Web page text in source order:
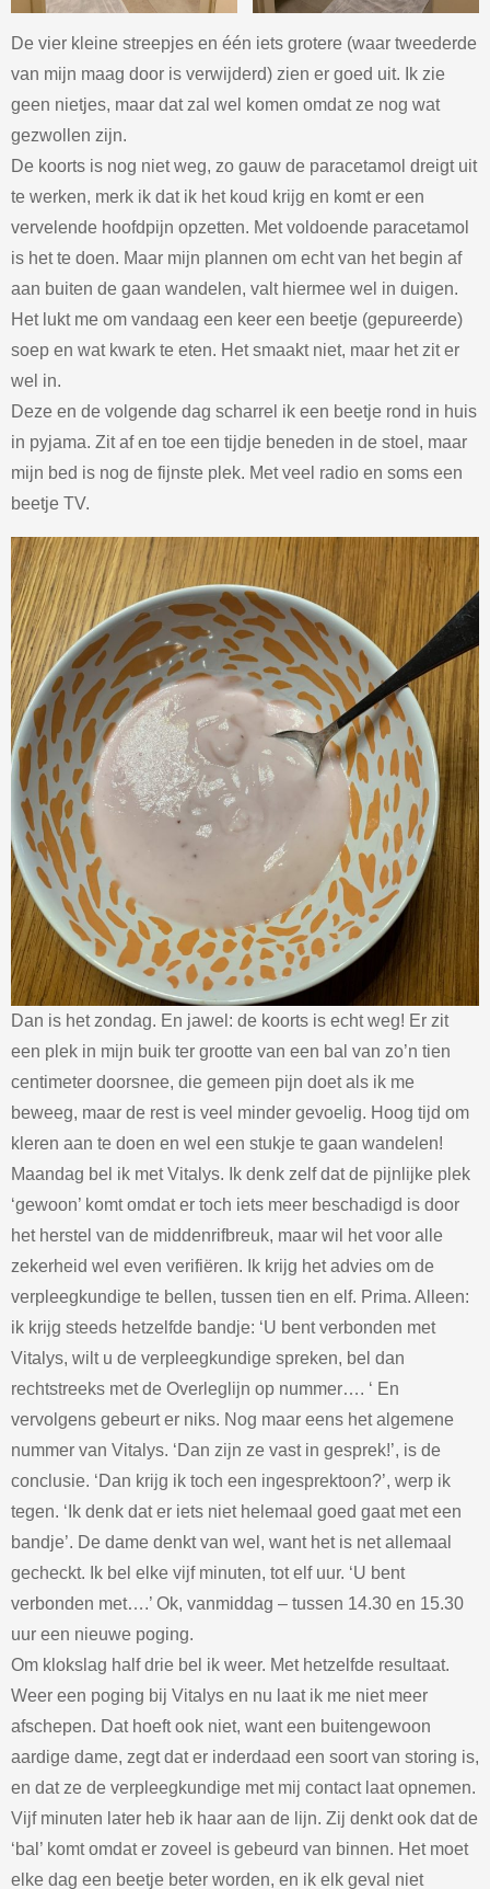
De vier kleine streepjes en één iets grotere (waar tweederde
van mijn maag door is verwijderd) zien er goed uit. Ik zie
geen nietjes, maar dat zal wel komen omdat ze nog wat
gezwollen zijn.
De koorts is nog niet weg, zo gauw de paracetamol dreigt uit
te werken, merk ik dat ik het koud krijg en komt er een
vervelende hoofdpijn opzetten. Met voldoende paracetamol
is het te doen. Maar mijn plannen om echt van het begin af
aan buiten de gaan wandelen, valt hiermee wel in duigen.
Het lukt me om vandaag een keer een beetje (gepureerde)
soep en wat kwark te eten. Het smaakt niet, maar het zit er
wel in.
Deze en de volgende dag scharrel ik een beetje rond in huis
in pyjama. Zit af en toe een tijdje beneden in de stoel, maar
mijn bed is nog de fijnste plek. Met veel radio en soms een
beetje TV.
Dan is het zondag. En jawel: de koorts is echt weg! Er zit
een plek in mijn buik ter grootte van een bal van zo’n tien
centimeter doorsnee, die gemeen pijn doet als ik me
beweeg, maar de rest is veel minder gevoelig. Hoog tijd om
kleren aan te doen en wel een stukje te gaan wandelen!
Maandag bel ik met Vitalys. Ik denk zelf dat de pijnlijke plek
‘gewoon’ komt omdat er toch iets meer beschadigd is door
het herstel van de middenrifbreuk, maar wil het voor alle
zekerheid wel even verifiëren. Ik krijg het advies om de
verpleegkundige te bellen, tussen tien en elf. Prima. Alleen:
ik krijg steeds hetzelfde bandje: ‘U bent verbonden met
Vitalys, wilt u de verpleegkundige spreken, bel dan
rechtstreeks met de Overleglijn op nummer…. ‘ En
vervolgens gebeurt er niks. Nog maar eens het algemene
nummer van Vitalys. ‘Dan zijn ze vast in gesprek!’, is de
conclusie. ‘Dan krijg ik toch een ingesprektoon?’, werp ik
tegen. ‘Ik denk dat er iets niet helemaal goed gaat met een
bandje’. De dame denkt van wel, want het is net allemaal
gecheckt. Ik bel elke vijf minuten, tot elf uur. ‘U bent
verbonden met….’ Ok, vanmiddag – tussen 14.30 en 15.30
uur een nieuwe poging.
Om klokslag half drie bel ik weer. Met hetzelfde resultaat.
Weer een poging bij Vitalys en nu laat ik me niet meer
afschepen. Dat hoeft ook niet, want een buitengewoon
aardige dame, zegt dat er inderdaad een soort van storing is,
en dat ze de verpleegkundige met mij contact laat opnemen.
Vijf minuten later heb ik haar aan de lijn. Zij denkt ook dat de
‘bal’ komt omdat er zoveel is gebeurd van binnen. Het moet
elke dag een beetje beter worden, en ik elk geval niet